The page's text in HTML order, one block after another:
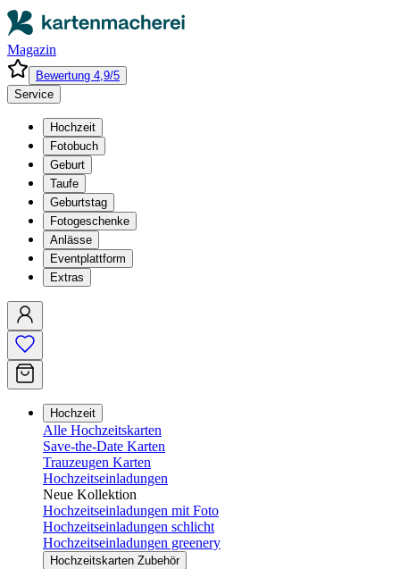
Magazin
Bewertung 4,9/5
Service
Hochzeit
Fotobuch
Geburt
Taufe
Geburtstag
Fotogeschenke
Anlässe
Eventplattform
Extras
Hochzeit
Alle Hochzeitskarten
Save-the-Date Karten
Trauzeugen Karten
Hochzeitseinladungen
Neue Kollektion
Hochzeitseinladungen mit Foto
Hochzeitseinladungen schlicht
Hochzeitseinladungen greenery
Hochzeitskarten Zubehör